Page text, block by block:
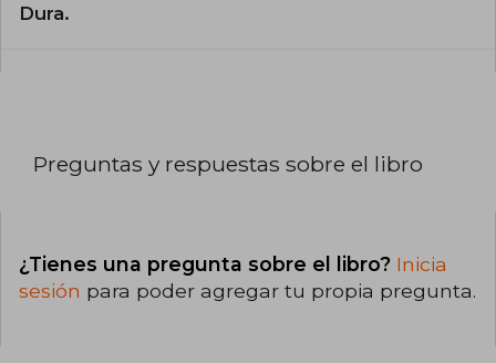
Dura.
Preguntas y respuestas sobre el libro
¿Tienes una pregunta sobre el libro? Inicia
sesión para poder agregar tu propia pregunta.